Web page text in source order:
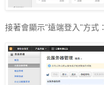
接著會顯示"遠端登入"方式：